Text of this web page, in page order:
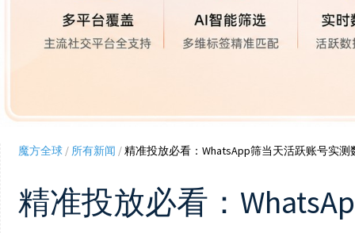
魔方全球/ 所有新闻 /精准投放必看：WhatsApp筛当天活跃账号实测
精准投放必看：